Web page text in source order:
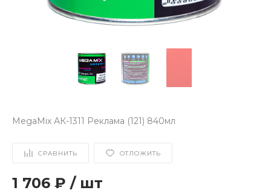
MegaMix АК-1311 Реклама (121) 840мл
СРАВНИТЬ ОТЛОЖИТЬ
1 706 ₽ / шт